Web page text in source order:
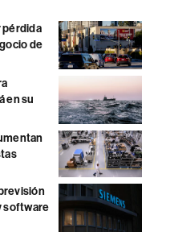
pérdida
de
en su
software